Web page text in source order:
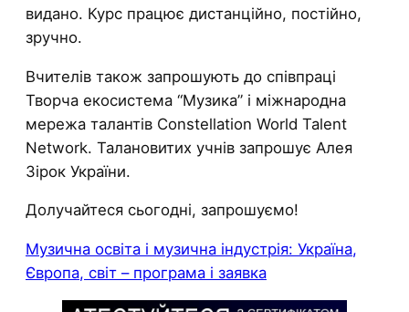
видано. Курс працює дистанційно, постійно,
зручно.
Вчителів також запрошують до співпраці
Творча екосистема “Музика” і міжнародна
мережа талантів Constellation World Talent
Network. Талановитих учнів запрошує Алея
Зірок України.
Долучайтеся сьогодні, запрошуємо!
Музична освіта і музична індустрія: Україна,
Європа, світ – програма і заявка